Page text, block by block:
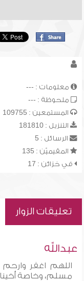
معلومات : ---
ملحوظة : ---
المستمعين : 109755
التنزيل : 181810
الرسائل : 5
المقيميّن : 135
في خزائن : 17
تعليقات الزوار
عبدالله
اللهم اغفر
مسلم، وخاصة أخينا